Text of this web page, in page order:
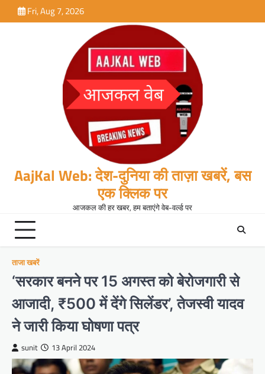
to
Fri, Aug 7, 2026
AajKal Web: देश-दुनिया की ताज़ा खबरें, बस
एक क्लिक पर
आजकल की हर खबर, हम बताएंगे वेब-वर्ल्ड पर
ताजा खबरें
‘सरकार बनने पर 15 अगस्त को बेरोजगारी से
आजादी, ₹500 में देंगे सिलेंडर’, तेजस्वी यादव
ने जारी किया घोषणा पत्र
sunit 13 April 2024